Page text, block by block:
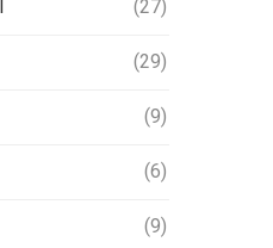
(27)
(29)
(9)
(6)
(9)